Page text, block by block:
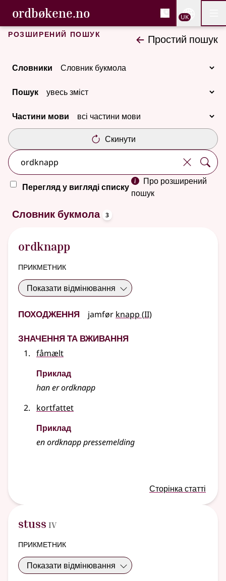
Перейти до основного вмісту
Доступність
ordbøkene.no, Cловник букмола та
Cловник букмола та Словник нюношка
UK
Розширений пошук Простий пошук
Словники
Пошук
Частини мови
Скинути
Перегляд у вигляді списку
Про розширений
пошук
3 результатів
Словник букмола 3
ordknapp
прикметник
Показати відмінювання
Походження jamfør knapp (2
II)
Значення та вживання
fåmælt
Приклад
han er ordknapp
kortfattet
Приклад
en ordknapp pressemelding
Сторінка статті
stuss 4
IV
прикметник
Показати відмінювання